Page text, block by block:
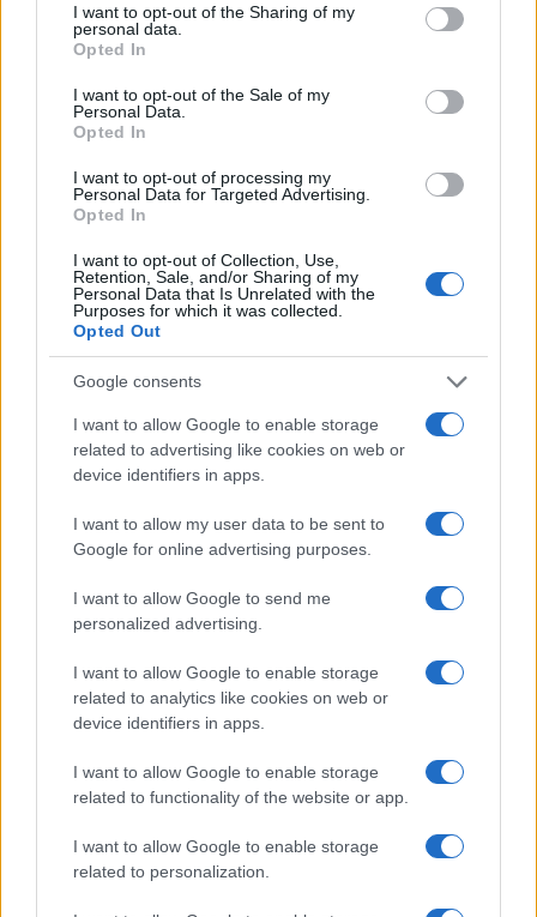
not limited to your visit or usage behaviour. You may click to
grant or deny consent to Google and its third-party tags to
use your data for below specified purposes in below Google
consent section.
I want to opt-out of the Sharing of my
personal data.
Opted In
I want to opt-out of the Sale of my
Personal Data.
Opted In
I want to opt-out of processing my
Personal Data for Targeted Advertising.
Opted In
I want to opt-out of Collection, Use,
Retention, Sale, and/or Sharing of my
Personal Data that Is Unrelated with the
Purposes for which it was collected.
Opted Out
Google consents
I want to allow Google to enable storage
related to advertising like cookies on web or
device identifiers in apps.
I want to allow my user data to be sent to
Google for online advertising purposes.
I want to allow Google to send me
personalized advertising.
I want to allow Google to enable storage
related to analytics like cookies on web or
device identifiers in apps.
I want to allow Google to enable storage
related to functionality of the website or app.
I want to allow Google to enable storage
related to personalization.
Productos locales y más vuelos: Binter
Binter no solo conecta las islas, sino que…
INTERNACIONAL
Guía práctica para entender conflictos
internacionales paso a paso
Domina el arte de evaluar fuentes y mapas,…